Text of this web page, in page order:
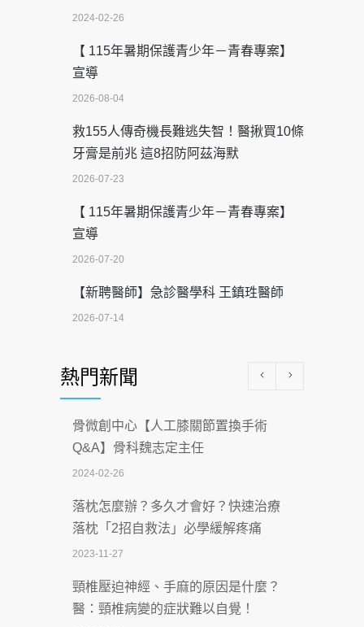
2024-02-26
【 115年暑期保護青少年－青春專案】
宣導
2026-08-04
救155人傳奇機長難逃失智！醫揪買10條
牙膏是前兆 這8招防阿茲海默
2026-07-23
【 115年暑期保護青少年－青春專案】
宣導
2026-07-20
【新聘醫師】急診醫學科 王鎮珄醫師
2026-07-14
科能量
2026-07-08
沒菸酒也瀕臨洗腎？65歲男靠「這習
慣」逆轉腎功能 醫揭3招救命
2026-07-08
體溫飆破41度！醫連收兩例中暑病例：
致死率達8成
2026-07-07
深耕萬華55年 西園醫院回顧發展歷程與
智慧 醫療布局
熱門新聞
骨微創中心【人工膝關節置換手術
Q&A】骨科魏志定主任
2024-02-26
落枕怎麼辦？多久才會好？快速治療
落枕「2招自救法」必學緩解疼痛
2023-11-27
頸椎壓迫神經、手麻的原因是什麼？
醫：頸椎病變的症狀難以自覺！